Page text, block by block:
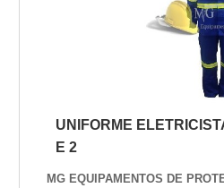
com um protetor f.
UNIFORME
E 2
MG EQUIPAMENTOS DE